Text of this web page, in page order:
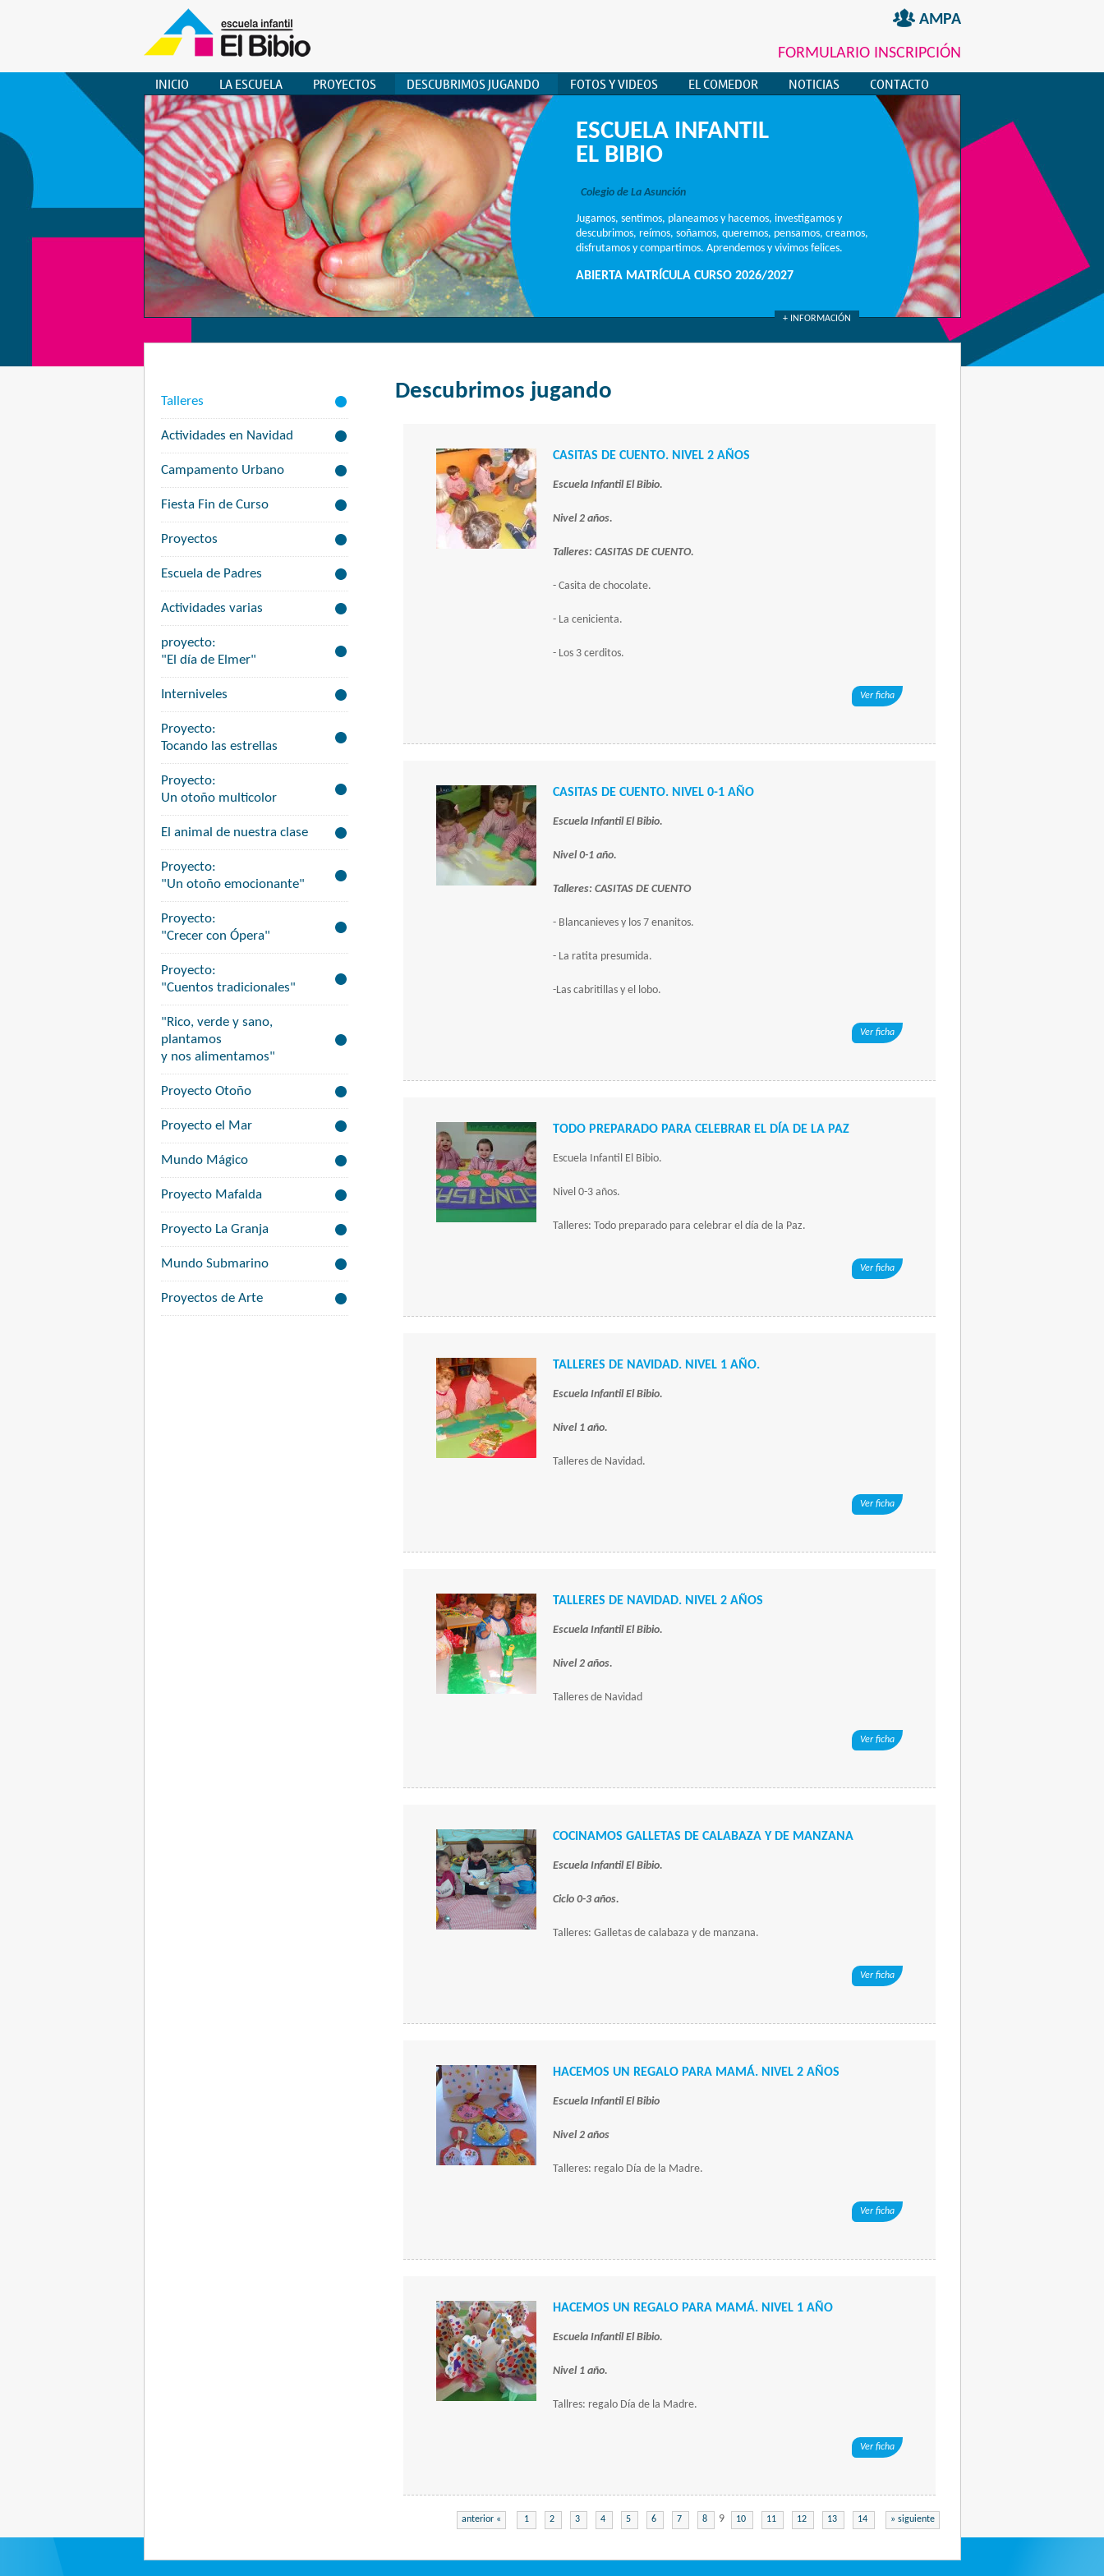
AMPA
FORMULARIO INSCRIPCIÓN
INICIO LA ESCUELA PROYECTOS DESCUBRIMOS JUGANDO FOTOS Y VIDEOS EL COMEDOR NOTICIAS CONTACTO
ESCUELA INFANTIL
EL BIBIO
Colegio de La Asunción
Jugamos, sentimos, planeamos y hacemos, investigamos y
descubrimos, reímos, soñamos, queremos, pensamos, creamos,
disfrutamos y compartimos. Aprendemos y vivimos felices.
ABIERTA MATRÍCULA CURSO 2026/2027
+ INFORMACIÓN
Talleres
Actividades en Navidad
Campamento Urbano
Fiesta Fin de Curso
Proyectos
Escuela de Padres
Actividades varias
proyecto:
"El día de Elmer"
Interniveles
Proyecto:
Tocando las estrellas
Proyecto:
Un otoño multicolor
El animal de nuestra clase
Proyecto:
"Un otoño emocionante"
Proyecto:
"Crecer con Ópera"
Proyecto:
"Cuentos tradicionales"
"Rico, verde y sano,
plantamos
y nos alimentamos"
Proyecto Otoño
Proyecto el Mar
Mundo Mágico
Proyecto Mafalda
Proyecto La Granja
Mundo Submarino
Proyectos de Arte
Descubrimos jugando
CASITAS DE CUENTO. NIVEL 2 AÑOS
Escuela Infantil El Bibio.
Nivel 2 años.
Talleres: CASITAS DE CUENTO.
- Casita de chocolate.
- La cenicienta.
- Los 3 cerditos.
Ver ficha
CASITAS DE CUENTO. NIVEL 0-1 AÑO
Escuela Infantil El Bibio.
Nivel 0-1 año.
Talleres: CASITAS DE CUENTO
- Blancanieves y los 7 enanitos.
- La ratita presumida.
-Las cabritillas y el lobo.
Ver ficha
TODO PREPARADO PARA CELEBRAR EL DÍA DE LA PAZ
Escuela Infantil El Bibio.
Nivel 0-3 años.
Talleres: Todo preparado para celebrar el día de la Paz.
Ver ficha
TALLERES DE NAVIDAD. NIVEL 1 AÑO.
Escuela Infantil El Bibio.
Nivel 1 año.
Talleres de Navidad.
Ver ficha
TALLERES DE NAVIDAD. NIVEL 2 AÑOS
Escuela Infantil El Bibio.
Nivel 2 años.
Talleres de Navidad
Ver ficha
COCINAMOS GALLETAS DE CALABAZA Y DE MANZANA
Escuela Infantil El Bibio.
Ciclo 0-3 años.
Talleres: Galletas de calabaza y de manzana.
Ver ficha
HACEMOS UN REGALO PARA MAMÁ. NIVEL 2 AÑOS
Escuela Infantil El Bibio
Nivel 2 años
Talleres: regalo Día de la Madre.
Ver ficha
HACEMOS UN REGALO PARA MAMÁ. NIVEL 1 AÑO
Escuela Infantil El Bibio.
Nivel 1 año.
Tallres: regalo Día de la Madre.
Ver ficha
anterior « 1 2 3 4 5 6 7 8 9 10 11 12 13 14 » siguiente